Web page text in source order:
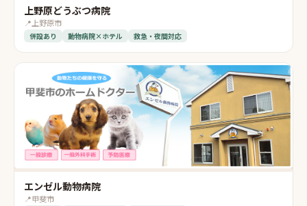
上野原どうぶつ病院
📍 上野原市
併設あり 動物病院×ホテル 救急・夜間対応
エンゼル動物病院
📍甲斐市